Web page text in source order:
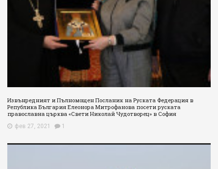
Извънредният и Пълномощен Посланик на Руската Федерация в
Република България Елеонора Митрофанова посети руската
православна църква «Свети Николай Чудотворец» в София
фев 27, 2021 1